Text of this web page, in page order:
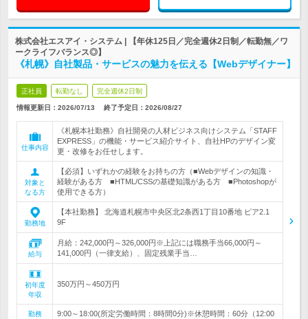
株式会社エスアイ・システム | 【年休125日／完全週休2日制／転勤無／ワ
ークライフバランス◎】
《札幌》自社製品・サービスの魅力を伝える【Webデザイナー】
正社員 転勤なし 完全週休2日制
情報更新日：2026/07/13 終了予定日： 2026/08/27
仕事内容
《札幌本社勤務》自社開発の人材ビジネス向けシステム「STAFF
EXPRESS」の機能・サービス紹介サイト、自社HPのデザイン変
更・改修をお任せします。
対象と
なる方
【必須】いずれかの経験をお持ちの方（■Webデザインの知識・
経験がある方 ■HTML/CSSの基礎知識がある方 ■Photoshopが
使用できる方）
勤務地
【本社勤務】 北海道札幌市中央区北2条西1丁目10番地 ピア2.1
9F
給与
月給：242,000円～326,000円※上記には職務手当66,000円～
141,000円（一律支給）、固定残業手当…
初年度
年収
350万円～450万円
勤務
9:00～18:00(所定労働時間：8時間0分)※休憩時間：60分（12:00